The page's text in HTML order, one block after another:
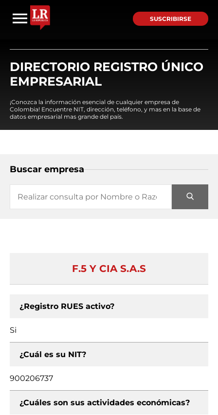
SUSCRIBIRSE
DIRECTORIO REGISTRO ÚNICO
EMPRESARIAL
¡Conozca la información esencial de cualquier empresa de
Colombia! Encuentre NIT, dirección, teléfono, y mas en la base de
datos empresarial mas grande del país.
Buscar empresa
F.5 Y CIA S.A.S
¿Registro RUES activo?
Si
¿Cuál es su NIT?
900206737
¿Cuáles son sus actividades económicas?